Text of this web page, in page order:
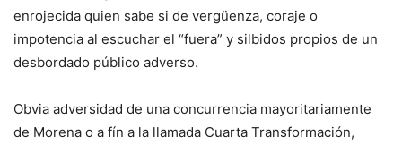
enrojecida quien sabe si de vergüenza, coraje o
impotencia al escuchar el “fuera” y silbidos propios de un
desbordado público adverso.
Obvia adversidad de una concurrencia mayoritariamente
de Morena o a fín a la llamada Cuarta Transformación,